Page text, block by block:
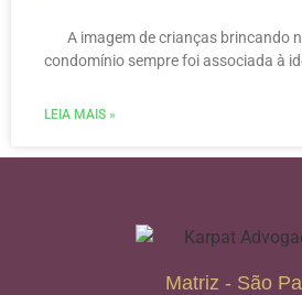
A imagem de crianças brincando
condomínio sempre foi associada à
LEIA MAIS »
Matriz - São